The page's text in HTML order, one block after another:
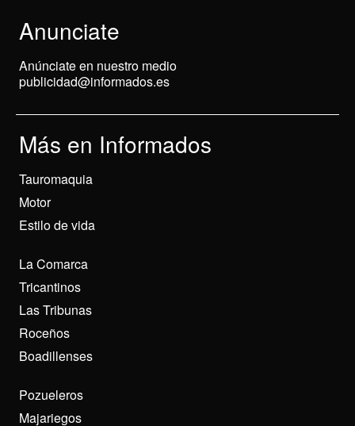
Anunciate
Anúnciate en nuestro medio
publicidad@informados.es
Más en Informados
Tauromaquia
Motor
Estilo de vida
La Comarca
Tricantinos
Las Tribunas
Roceños
Boadillenses
Pozueleros
Majariegos